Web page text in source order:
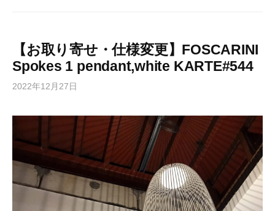
【お取り寄せ・仕様変更】FOSCARINI
Spokes 1 pendant,white KARTE#544
2022年12月27日